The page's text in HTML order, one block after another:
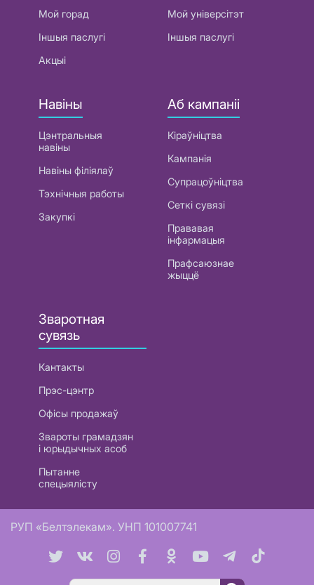
Мой горад
Іншыя паслугі
Акцыі
Мой універсітэт
Іншыя паслугі
Навіны
Цэнтральныя
навіны
Навіны філіялаў
Тэхнічныя работы
Закупкі
Аб кампаніі
Кіраўніцтва
Кампанія
Супрацоўніцтва
Сеткі сувязі
Прававая
інфармацыя
Прафсаюзнае
жыццё
Зваротная
сувязь
Кантакты
Прэс-цэнтр
Офісы продажаў
Звароты грамадзян
і юрыдычных асоб
Пытанне
спецыялісту
РУП «Белтэлекам». УНП 101007741